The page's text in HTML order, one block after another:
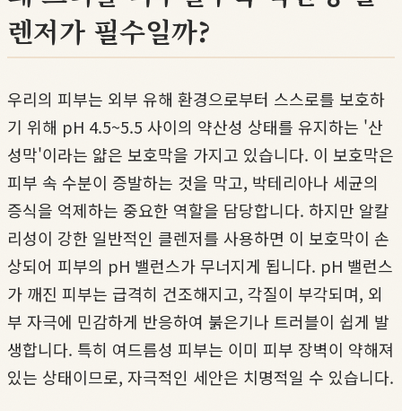
렌저가 필수일까?
우리의 피부는 외부 유해 환경으로부터 스스로를 보호하
기 위해 pH 4.5~5.5 사이의 약산성 상태를 유지하는 '산
성막'이라는 얇은 보호막을 가지고 있습니다. 이 보호막은
피부 속 수분이 증발하는 것을 막고, 박테리아나 세균의
증식을 억제하는 중요한 역할을 담당합니다. 하지만 알칼
리성이 강한 일반적인 클렌저를 사용하면 이 보호막이 손
상되어 피부의 pH 밸런스가 무너지게 됩니다. pH 밸런스
가 깨진 피부는 급격히 건조해지고, 각질이 부각되며, 외
부 자극에 민감하게 반응하여 붉은기나 트러블이 쉽게 발
생합니다. 특히 여드름성 피부는 이미 피부 장벽이 약해져
있는 상태이므로, 자극적인 세안은 치명적일 수 있습니다.